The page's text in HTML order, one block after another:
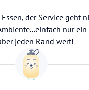
der Service geht
nur ein
jeden Rand wert!